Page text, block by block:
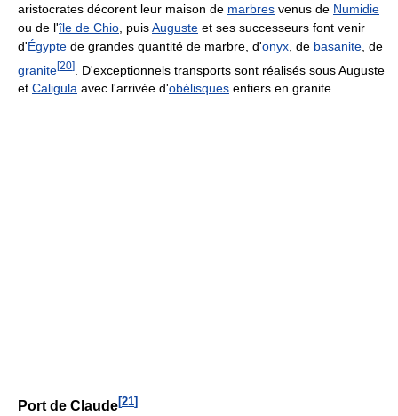
aristocrates décorent leur maison de marbres venus de Numidie
ou de l'île de Chio , puisAuguste et ses successeurs font venir
d'Égypte de grandes quantité de marbre, d'onyx , de basanite , de
granite[20]
. D'exceptionnels transports sont réalisés sous Auguste
et Caligula avec l'arrivée d'obélisques entiers en granite.
Port de Claude[21]